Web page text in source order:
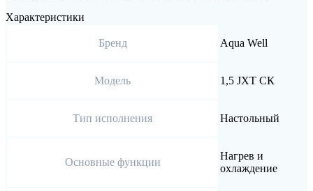
Характеристики
Бренд Aqua Well
Модель 1,5 JXТ СК
Тип исполнения Настольный
Основные функции
Нагрев и
охлаждение